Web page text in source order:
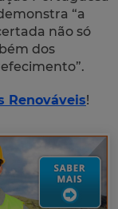
“a
não só
dos
Renováveis!